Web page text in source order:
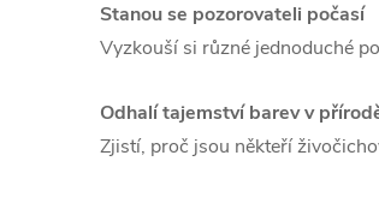
Stanou se pozorovateli počasí
Vyzkouší si různé jednoduché
Odhalí tajemství barev v
Zjistí, proč jsou někteří